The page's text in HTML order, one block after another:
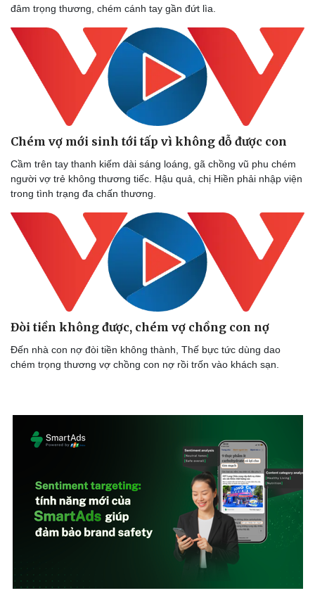
Sức khỏe
Dinh dưỡng - món ngon
Sản phụ khoa
Nhi khoa
Nam khoa
Làm đẹp - giảm cân
Phòng mạch online
Ăn sạch sống khỏe
Đời sống
Tình yêu - Gia đình
đâm trọng thương, chém cánh tay gần đứt lìa.
Chém vợ mới sinh tới tấp vì không dỗ được con
Cầm trên tay thanh kiếm dài sáng loáng, gã chồng vũ phu chém
người vợ trẻ không thương tiếc. Hậu quả, chị Hiền phải nhập viện
trong tình trạng đa chấn thương.
Đòi tiền không được, chém vợ chồng con nợ
Đến nhà con nợ đòi tiền không thành, Thế bực tức dùng dao
chém trọng thương vợ chồng con nợ rồi trốn vào khách sạn.